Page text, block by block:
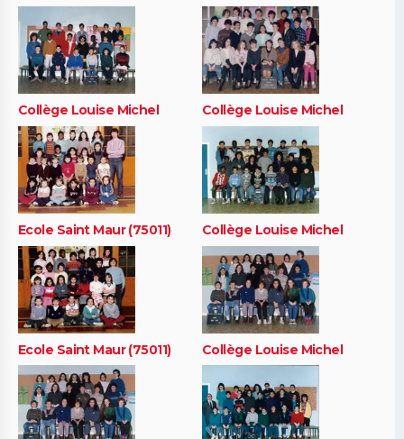
Collège Louise Michel Collège Louise Michel
Ecole Saint Maur (75011) Collège Louise Michel
Ecole Saint Maur (75011) Collège Louise Michel